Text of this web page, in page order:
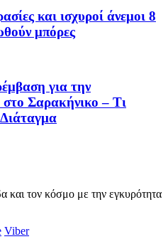
και ισχυροί άνεμοι 8
μπόρες
για την
στο Σαρακήνικο – Τι
και τον κόσμο με την εγκυρότητα
Viber